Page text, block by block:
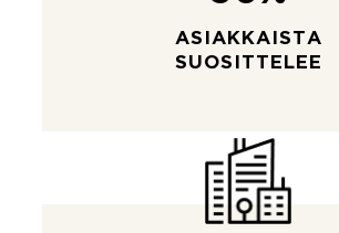
ASIAKKAISTA
SUOSITTELEE